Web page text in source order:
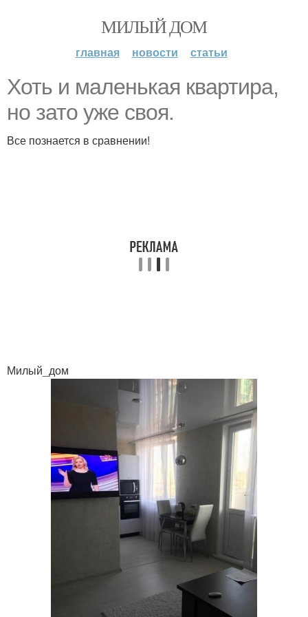
МИЛЫЙ ДОМ
главная новости статьи
Хоть и маленькая квартира,
но зато уже своя.
Все познается в сравнении!
Милый_дом